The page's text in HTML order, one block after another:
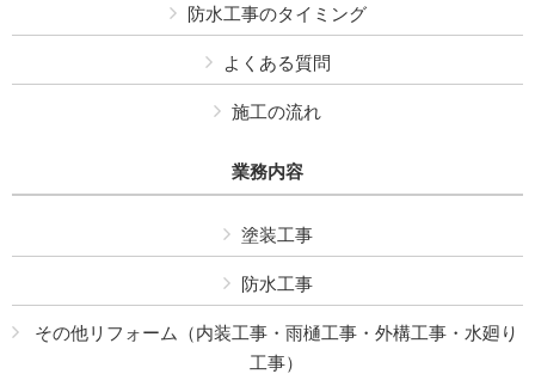
防水工事のタイミング
よくある質問
施工の流れ
業務内容
塗装工事
防水工事
その他リフォーム（内装工事・雨樋工事・外構工事・水廻り
工事）